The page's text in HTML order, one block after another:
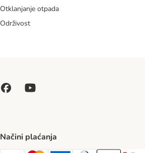
Otklanjanje otpada
Održivost
Načini plaćanja